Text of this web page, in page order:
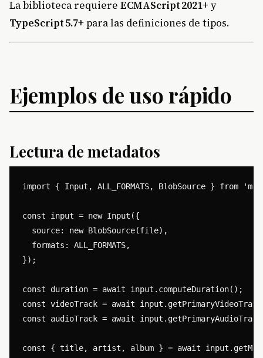
La biblioteca requiere ECMAScript 2021+ y
TypeScript 5.7+ para las definiciones de tipos.
Ejemplos de uso rápido
Lectura de metadatos
import { Input, ALL_FORMATS, BlobSource } from
const input = new Input({
  source: new BlobSource(file),
  formats: ALL_FORMATS,
});
const duration = await input.computeDuration();
const videoTrack = await
const audioTrack = await